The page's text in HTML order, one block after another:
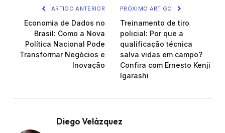
ARTIGO ANTERIOR
Economia de Dados no
Brasil: Como a Nova
Política Nacional Pode
Transformar Negócios e
Inovação
PRÓXIMO ARTIGO
Treinamento de tiro
policial: Por que a
qualificação técnica
salva vidas em campo?
Confira com Ernesto Kenji
Igarashi
Diego Velázquez